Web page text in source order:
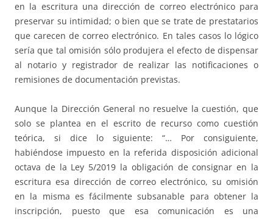
en la escritura una dirección de correo electrónico para
preservar su intimidad; o bien que se trate de prestatarios
que carecen de correo electrónico. En tales casos lo lógico
sería que tal omisión sólo produjera el efecto de dispensar
al notario y registrador de realizar las notificaciones o
remisiones de documentación previstas.
Aunque la Dirección General no resuelve la cuestión, que
solo se plantea en el escrito de recurso como cuestión
teórica, si dice lo siguiente: “… Por consiguiente,
habiéndose impuesto en la referida disposición adicional
octava de la Ley 5/2019 la obligación de consignar en la
escritura esa dirección de correo electrónico, su omisión
en la misma es fácilmente subsanable para obtener la
inscripción, puesto que esa comunicación es una